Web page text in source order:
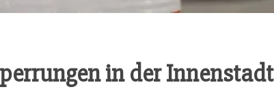
in der Innenstadt